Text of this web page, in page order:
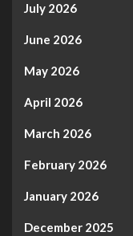
July 2026
June 2026
May 2026
April 2026
March 2026
February 2026
January 2026
December 2025